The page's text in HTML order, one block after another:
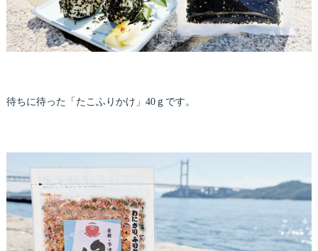
待ちに待った「たこふりかけ」40ｇです。